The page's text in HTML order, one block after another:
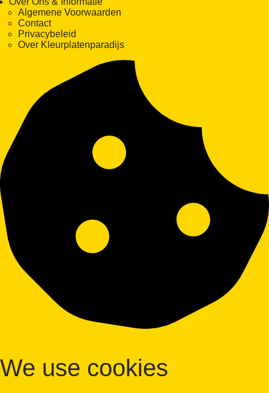
Algemene Voorwaarden
Contact
Privacybeleid
Over Kleurplatenparadijs
We use cookies